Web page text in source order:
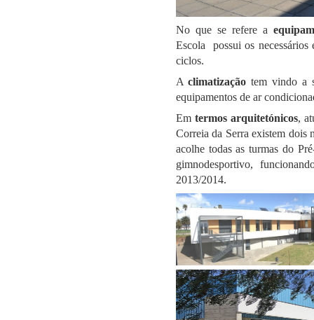
No que se refere a
Escola possui os necessários
ciclos.
Aclimatização tem vindo a
equipamentos de ar
Em termos arquitetónicos,
Correia da Serra existem
acolhe todas as turmas do
gimnodesportivo,
2013/2014.